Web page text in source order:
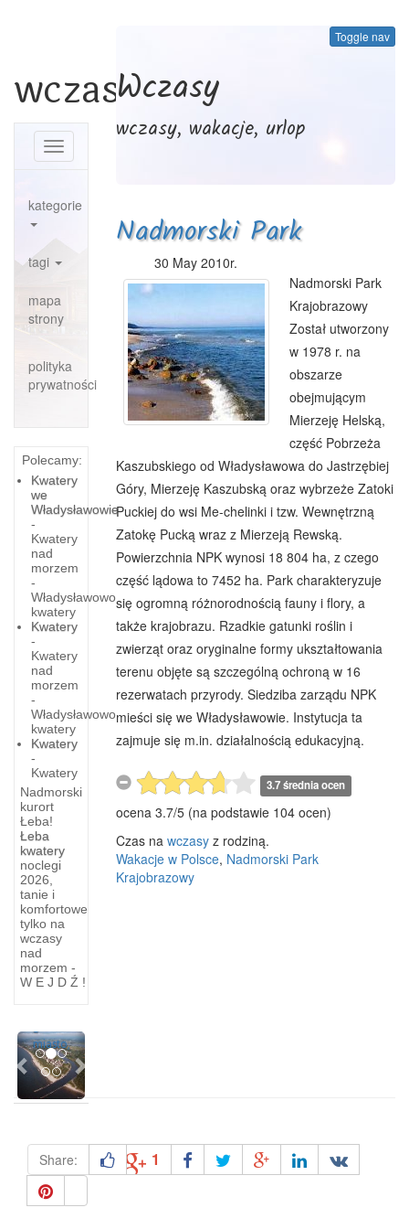
wczasy.org
Toggle
navigation
kategorie
tagi
mapa
strony
polityka
prywatności
Polecamy:
Kwatery
we
Władysławowie
-
Kwatery
nad
morzem
-
Władysławowo
kwatery
Kwatery
-
Kwatery
nad
morzem
-
Władysławowo
kwatery
Kwatery
-
Kwatery
Nadmorski
kurort
Łeba!
Łeba
kwatery
noclegi
2026,
tanie i
komfortowe
tylko na
wczasy
nad
morzem -
W E J D Ź !
Wyspy
i
miejscowości
Wyspa
Uznam
zniemczeniu
Usedom
miasto,
PreviousNext
Toggle nav
Wczasy
wczasy, wakacje, urlop
Nadmorski Park
Krajobrazowy
30 May 2010r.
Nadmorski Park
Krajobrazowy
Został utworzony
w 1978 r. na
obszarze
obejmującym
Mierzeję Helską,
część Pobrzeża
Kaszubskiego od Władysławowa do Jastrzębiej
Góry, Mierzeję Kaszubską oraz wybrzeże Zatoki
Puckiej do wsi Me-chelinki i tzw. Wewnętrzną
Zatokę Pucką wraz z Mierzeją Rewską.
Powierzchnia NPK wynosi 18 804 ha, z czego
część lądowa to 7452 ha. Park charakteryzuje
się ogromną różnorodnością fauny i flory, a
także krajobrazu. Rzadkie gatunki roślin i
zwierząt oraz oryginalne formy ukształtowania
terenu objęte są szczególną ochroną w 16
rezerwatach przyrody. Siedziba zarządu NPK
mieści się we Władysławowie. Instytucja ta
zajmuje się m.in. działalnością edukacyjną.
3.7 średnia ocen
ocena 3.7/5 (na podstawie 104 ocen)
Czas na wczasy z rodziną.
Wakacje w Polsce, Nadmorski Park
Krajobrazowy
Share: 1